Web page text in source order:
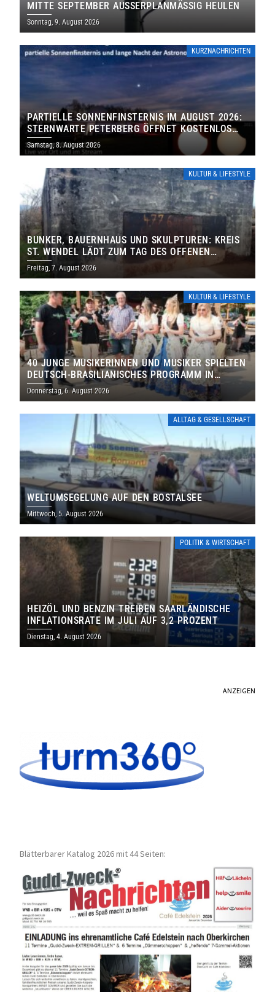
MITTE SEPTEMBER AUSSERPLANMÄSSIG HEULEN
Sonntag, 9. August 2026
KURZNACHRICHTEN
PARTIELLE SONNENFINSTERNIS IM AUGUST 2026:
STERNWARTE PETERBERG ÖFFNET KOSTENLOS
IHRE TORE
Samstag, 8. August 2026
KULTUR & LIFESTYLE
BUNKER, BAUERNHAUS UND SKULPTUREN: KREIS
ST. WENDEL LÄDT ZUM TAG DES OFFENEN
DENKMALS EIN
Freitag, 7. August 2026
KULTUR & LIFESTYLE
40 JUNGE MUSIKERINNEN UND MUSIKER SPIELTEN
DEUTSCH-BRASILIANISCHES PROGRAMM IN
THOLEY
Donnerstag, 6. August 2026
ALLTAG & GESELLSCHAFT
WELTUMSEGELUNG AUF DEN BOSTALSEE
Mittwoch, 5. August 2026
POLITIK & WIRTSCHAFT
HEIZÖL UND BENZIN TREIBEN SAARLÄNDISCHE
INFLATIONSRATE IM JULI AUF 3,2 PROZENT
Dienstag, 4. August 2026
ANZEIGEN
Blätterbarer Katalog 2026 mit 44 Seiten: